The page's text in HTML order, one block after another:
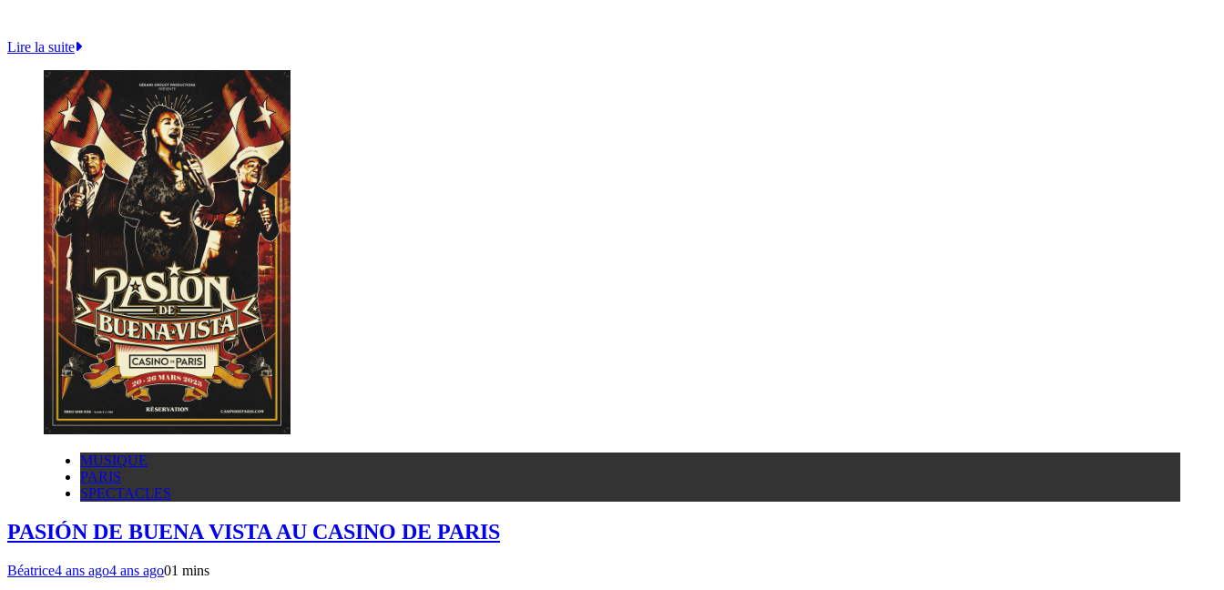
Lire la suite
MUSIQUE
PARIS
SPECTACLES
PASIÓN DE BUENA VISTA AU CASINO DE PARIS
Béatrice4 ans ago4 ans ago01 mins